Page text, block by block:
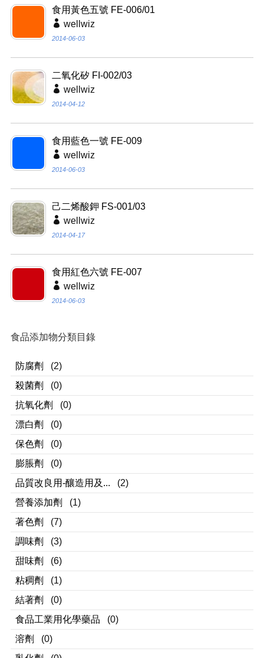
食用黃色五號 FE-006/01
wellwiz
2014-06-03
二氧化矽 FI-002/03
wellwiz
2014-04-12
食用藍色一號 FE-009
wellwiz
2014-06-03
己二烯酸鉀 FS-001/03
wellwiz
2014-04-17
食用紅色六號 FE-007
wellwiz
2014-06-03
食品添加物分類目錄
防腐劑
(2)
殺菌劑
(0)
抗氧化劑
(0)
漂白劑
(0)
保色劑
(0)
膨脹劑
(0)
品質改良用-釀造用及...
(2)
營養添加劑
(1)
著色劑
(7)
調味劑
(3)
甜味劑
(6)
粘稠劑
(1)
結著劑
(0)
食品工業用化學藥品
(0)
溶劑
(0)